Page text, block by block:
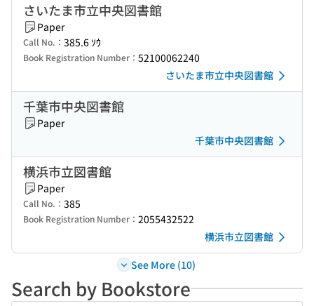
さいたま市立中央図書館
Paper
Call No.： 385.6 ｿｳ
Book Registration Number： 52100062240
さいたま市立中央図書館
千葉市中央図書館
Paper
千葉市中央図書館
横浜市立図書館
Paper
Call No.： 385
Book Registration Number： 2055432522
横浜市立図書館
See More (10)
Search by Bookstore